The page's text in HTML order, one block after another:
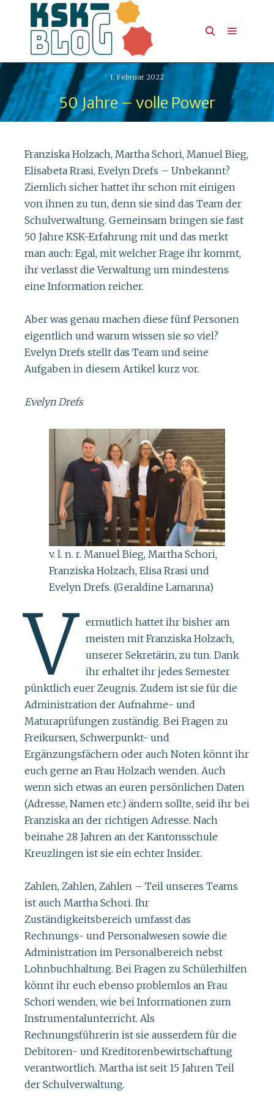
1. Februar 2022
50 Jahre – volle Power
Franziska Holzach, Martha Schori, Manuel Bieg,
Elisabeta Rrasi, Evelyn Drefs – Unbekannt?
Ziemlich sicher hattet ihr schon mit einigen
von ihnen zu tun, denn sie sind das Team der
Schulverwaltung. Gemeinsam bringen sie fast
50 Jahre KSK-Erfahrung mit und das merkt
man auch: Egal, mit welcher Frage ihr kommt,
ihr verlasst die Verwaltung um mindestens
eine Information reicher.
Aber was genau machen diese fünf Personen
eigentlich und warum wissen sie so viel?
Evelyn Drefs stellt das Team und seine
Aufgaben in diesem Artikel kurz vor.
Evelyn Drefs
v. l. n. r. Manuel Bieg, Martha Schori,
Franziska Holzach, Elisa Rrasi und
Evelyn Drefs. (Geraldine Lamanna)
V
ermutlich hattet ihr bisher am
meisten mit Franziska Holzach,
unserer Sekretärin, zu tun. Dank
ihr erhaltet ihr jedes Semester
pünktlich euer Zeugnis. Zudem ist sie für die
Administration der Aufnahme- und
Maturaprüfungen zuständig. Bei Fragen zu
Freikursen, Schwerpunkt- und
Ergänzungsfächern oder auch Noten könnt ihr
euch gerne an Frau Holzach wenden. Auch
wenn sich etwas an euren persönlichen Daten
(Adresse, Namen etc.) ändern sollte, seid ihr bei
Franziska an der richtigen Adresse. Nach
beinahe 28 Jahren an der Kantonsschule
Kreuzlingen ist sie ein echter Insider.
Zahlen, Zahlen, Zahlen – Teil unseres Teams
ist auch Martha Schori. Ihr
Zuständigkeitsbereich umfasst das
Rechnungs- und Personalwesen sowie die
Administration im Personalbereich nebst
Lohnbuchhaltung. Bei Fragen zu Schülerhilfen
könnt ihr euch ebenso problemlos an Frau
Schori wenden, wie bei Informationen zum
Instrumentalunterricht. Als
Rechnungsführerin ist sie ausserdem für die
Debitoren- und Kreditorenbewirtschaftung
verantwortlich. Martha ist seit 15 Jahren Teil
der Schulverwaltung.